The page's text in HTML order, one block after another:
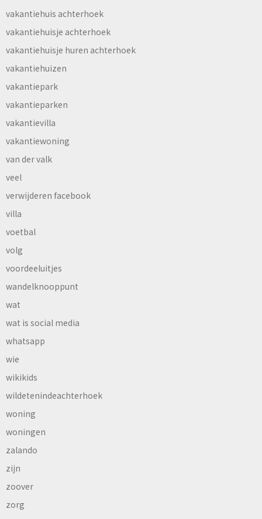
vakantiehuis achterhoek
vakantiehuisje achterhoek
vakantiehuisje huren achterhoek
vakantiehuizen
vakantiepark
vakantieparken
vakantievilla
vakantiewoning
van der valk
veel
verwijderen facebook
villa
voetbal
volg
voordeeluitjes
wandelknooppunt
wat
wat is social media
whatsapp
wie
wikikids
wildetenindeachterhoek
woning
woningen
zalando
zijn
zoover
zorg